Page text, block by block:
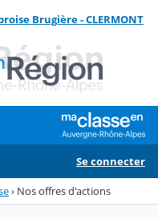
Brugière - CLERMONT
Se connecter
› Nos offres d'actions